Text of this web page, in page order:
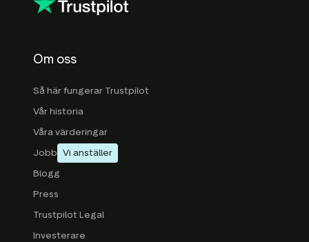
Om oss
Så här fungerar Trustpilot
Vår historia
Våra värderingar
Jobb Vi anställer
Blogg
Press
Trustpilot Legal
Investerare